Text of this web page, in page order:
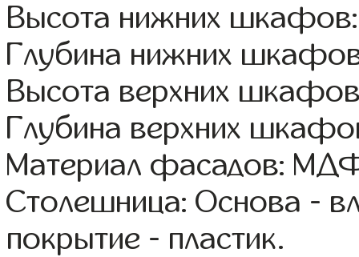
Высота нижних
Глубина нижних
Высота верхних
Глубина верхних
Материал фасадов:
Столешница: Основа -
покрытие - пластик.